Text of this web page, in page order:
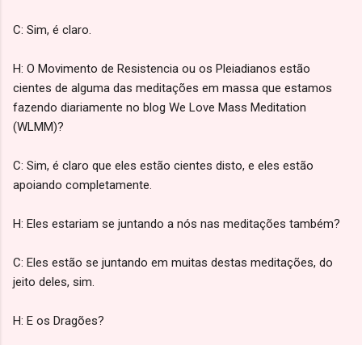
C: Sim, é claro.
H: O Movimento de Resistencia ou os Pleiadianos estão
cientes de alguma das meditações em massa que estamos
fazendo diariamente no blog We Love Mass Meditation
(WLMM)?
C: Sim, é claro que eles estão cientes disto, e eles estão
apoiando completamente.
H: Eles estariam se juntando a nós nas meditações também?
C: Eles estão se juntando em muitas destas meditações, do
jeito deles, sim.
H: E os Dragões?